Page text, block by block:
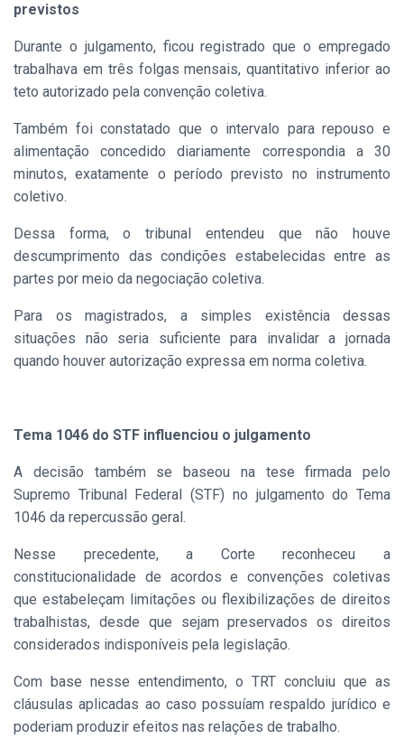
previstos
Durante o julgamento, ficou registrado que o empregado
trabalhava em três folgas mensais, quantitativo inferior ao
teto autorizado pela convenção coletiva.
Também foi constatado que o intervalo para repouso e
alimentação concedido diariamente correspondia a 30
minutos, exatamente o período previsto no instrumento
coletivo.
Dessa forma, o tribunal entendeu que não houve
descumprimento das condições estabelecidas entre as
partes por meio da negociação coletiva.
Para os magistrados, a simples existência dessas
situações não seria suficiente para invalidar a jornada
quando houver autorização expressa em norma coletiva.
Tema 1046 do STF influenciou o julgamento
A decisão também se baseou na tese firmada pelo
Supremo Tribunal Federal (STF) no julgamento do Tema
1046 da repercussão geral.
Nesse precedente, a Corte reconheceu a
constitucionalidade de acordos e convenções coletivas
que estabeleçam limitações ou flexibilizações de direitos
trabalhistas, desde que sejam preservados os direitos
considerados indisponíveis pela legislação.
Com base nesse entendimento, o TRT concluiu que as
cláusulas aplicadas ao caso possuíam respaldo jurídico e
poderiam produzir efeitos nas relações de trabalho.